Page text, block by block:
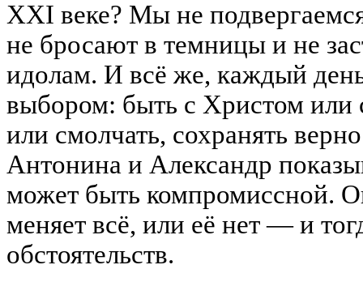
XXI веке? Мы не
не бросают в темницы и не
идолам. И всё же, каждый
выбором: быть с Христом или
или смолчать, сохранять
Антонина и Александр
может быть компромиссной.
меняет всё, или её нет — и
обстоятельств.